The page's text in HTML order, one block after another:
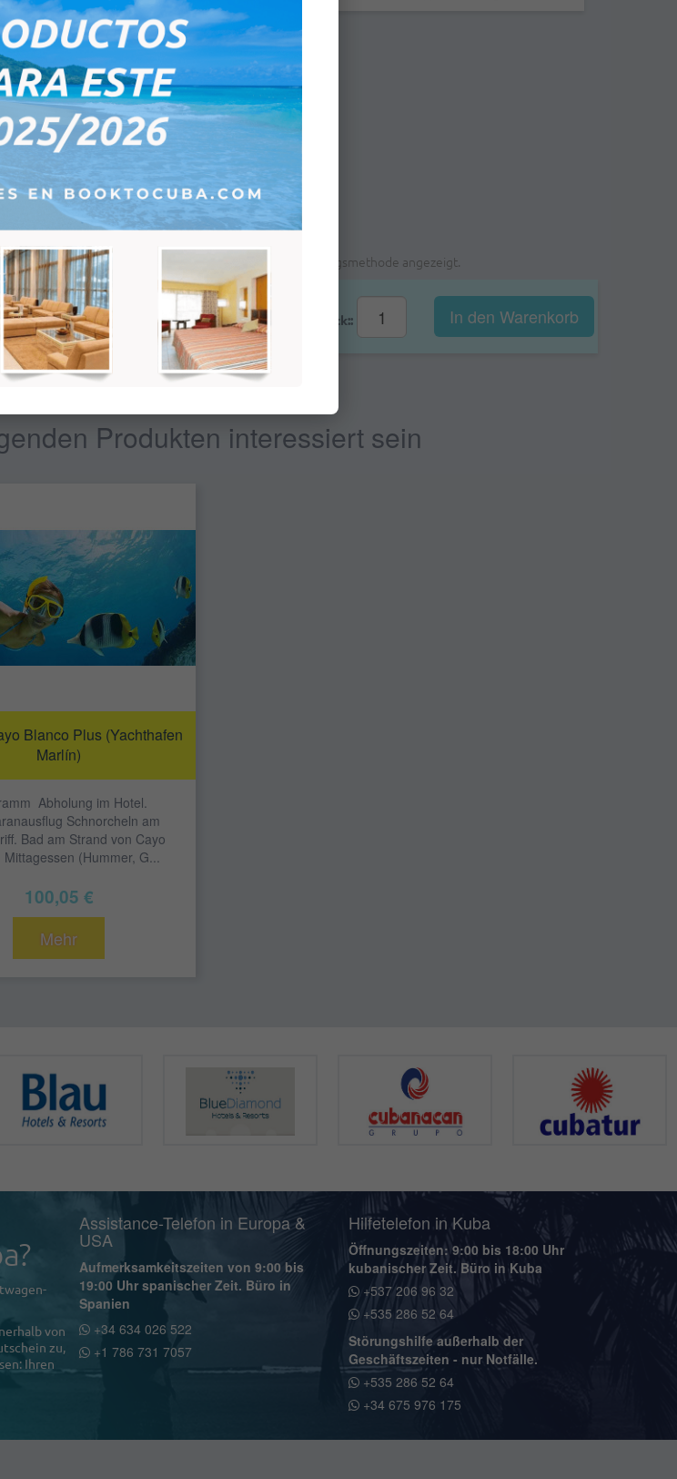
wird der Gesamtpreis abhängig von der gewählten Zahlungsmethode angezeigt.
Stk:: In den Warenkorb
Produkten interessiert sein
Blanco Plus (Yachthafen
Marlín)
Abholung im Hotel.
Schnorcheln am
Bad am Strand von Cayo
(Hummer, G...
100,05 €
Mehr
von
zu,
Ihren
Assistance-Telefon in Europa &
USA
Aufmerksamkeitszeiten von 9:00 bis
19:00 Uhr spanischer Zeit. Büro in
Spanien
+34 634 026 522
+1 786 731 7057
Hilfetelefon in Kuba
Öffnungszeiten: 9:00 bis 18:00 Uhr
kubanischer Zeit. Büro in Kuba
+537 206 96 32
+535 286 52 64
Störungshilfe außerhalb der
Geschäftszeiten - nur Notfälle.
+535 286 52 64
+34 675 976 175